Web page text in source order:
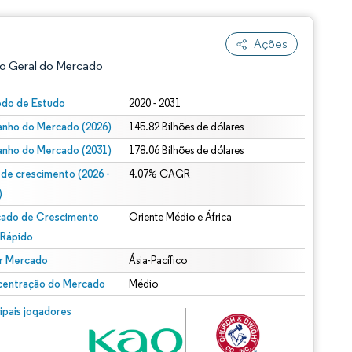
Ações
Geral do Mercado
de Estudo 2020 - 2031
do Mercado (2026) 145.82 Bilhões de dólares
do Mercado (2031) 178.06 Bilhões de dólares
de crescimento (2026 -
4.07% CAGR
de Crescimento
Oriente Médio e África
Mercado Ásia-Pacífico
do Mercado Médio
jogadores
© Mordor Intelligence. O reuso requer atribuição conforme CC BY 4.0.
conforme CC BY 4.0.